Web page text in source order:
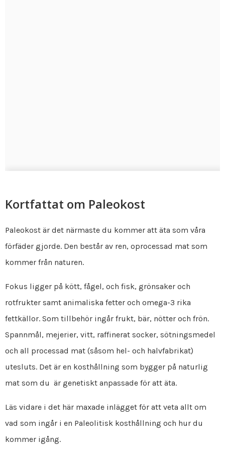
Kortfattat om Paleokost
Paleokost är det närmaste du kommer att äta som våra
förfäder gjorde. Den består av ren, oprocessad mat som
kommer från naturen.
Fokus ligger på kött, fågel, och fisk, grönsaker och
rotfrukter samt animaliska fetter och omega-3 rika
fettkällor. Som tillbehör ingår frukt, bär, nötter och frön.
Spannmål, mejerier, vitt, raffinerat socker, sötningsmedel
och all processad mat (såsom hel- och halvfabrikat)
utesluts. Det är en kosthållning som bygger på naturlig
mat som du är genetiskt anpassade för att äta.
Läs vidare i det här maxade inlägget för att veta allt om
vad som ingår i en Paleolitisk kosthållning och hur du
kommer igång.